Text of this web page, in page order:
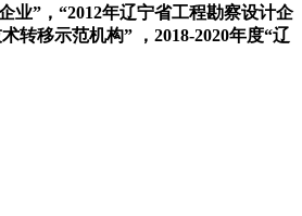
业”，“2012年辽宁省工程勘察设计企
转移示范机构”
，2018-2020年度“辽